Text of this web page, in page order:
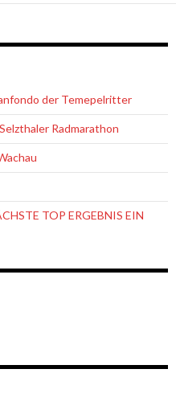
der Temepelritter
Radmarathon
TOP ERGEBNIS EIN